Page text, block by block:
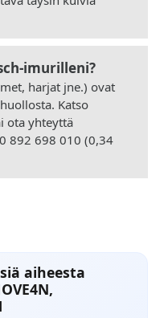
imurilleni?
harjat jne.) ovat
Katso
ota yhteyttä
892 698 010 (0,34
aiheesta